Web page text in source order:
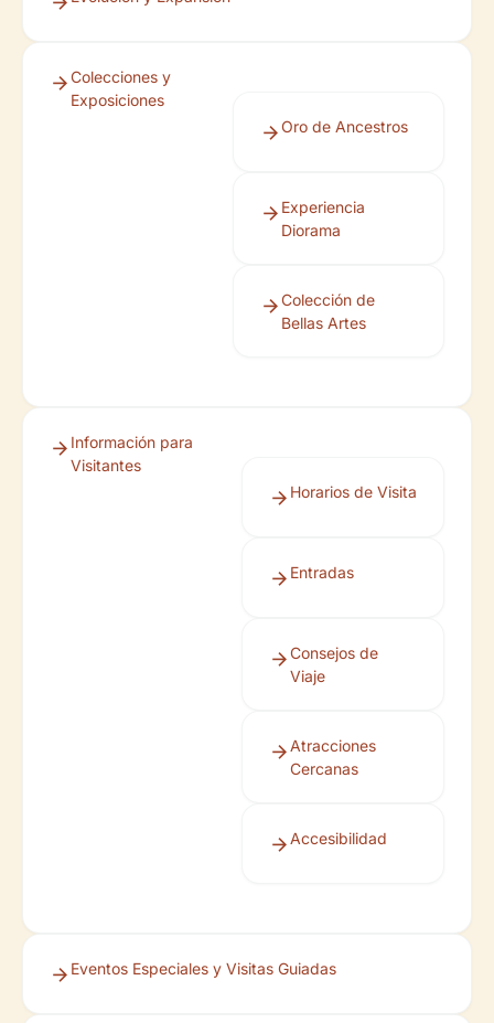
Colecciones y
Exposiciones
Oro de Ancestros
Experiencia
Diorama
Colección de
Bellas Artes
Información para
Visitantes
Horarios de Visita
Entradas
Consejos de
Viaje
Atracciones
Cercanas
Accesibilidad
Eventos Especiales y Visitas Guiadas